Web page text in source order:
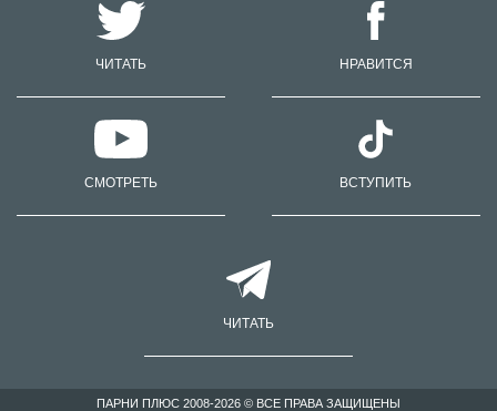
ЧИТАТЬ НРАВИТСЯ
СМОТРЕТЬ ВСТУПИТЬ
ЧИТАТЬ
ПАРНИ ПЛЮС 2008-2026 © ВСЕ ПРАВА ЗАЩИЩЕНЫ